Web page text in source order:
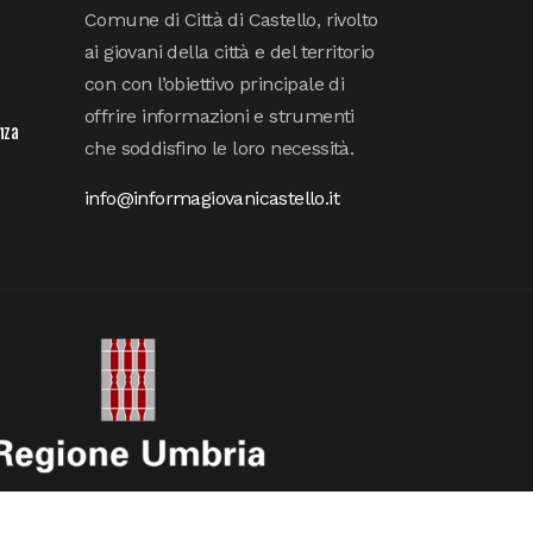
Comune di Città di Castello, rivolto
ai giovani della città e del territorio
con con l’obiettivo principale di
offrire informazioni e strumenti
che soddisfino le loro necessità.
info@informagiovanicastello.it